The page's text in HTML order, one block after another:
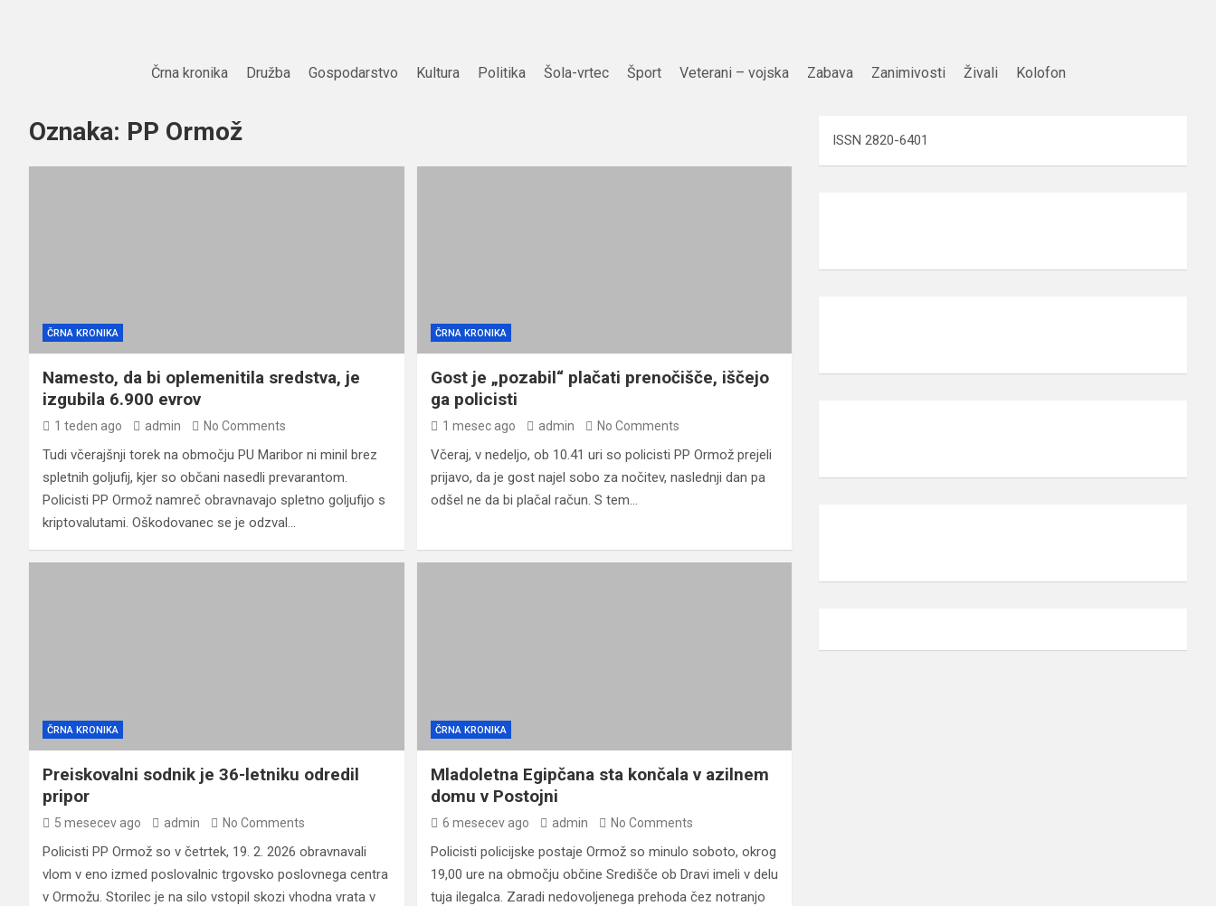
Črna kronika Družba Gospodarstvo Kultura Politika Šola-vrtec Šport Veterani – vojska Zabava Zanimivosti Živali Kolofon
Oznaka: PP Ormož
ČRNA KRONIKA
Namesto, da bi oplemenitila sredstva, je
izgubila 6.900 evrov
1 teden ago admin No Comments
Tudi včerajšnji torek na območju PU Maribor ni minil brez
spletnih goljufij, kjer so občani nasedli prevarantom.
Policisti PP Ormož namreč obravnavajo spletno goljufijo s
kriptovalutami. Oškodovanec se je odzval…
ČRNA KRONIKA
Gost je „pozabil“ plačati prenočišče, iščejo
ga policisti
1 mesec ago admin No Comments
Včeraj, v nedeljo, ob 10.41 uri so policisti PP Ormož prejeli
prijavo, da je gost najel sobo za nočitev, naslednji dan pa
odšel ne da bi plačal račun. S tem…
ČRNA KRONIKA
Preiskovalni sodnik je 36-letniku odredil
pripor
5 mesecev ago admin No Comments
Policisti PP Ormož so v četrtek, 19. 2. 2026 obravnavali
vlom v eno izmed poslovalnic trgovsko poslovnega centra
v Ormožu. Storilec je na silo vstopil skozi vhodna vrata v
ČRNA KRONIKA
Mladoletna Egipčana sta končala v azilnem
domu v Postojni
6 mesecev ago admin No Comments
Policisti policijske postaje Ormož so minulo soboto, okrog
19,00 ure na območju občine Središče ob Dravi imeli v delu
tuja ilegalca. Zaradi nedovoljenega prehoda čez notranjo
ISSN 2820-6401